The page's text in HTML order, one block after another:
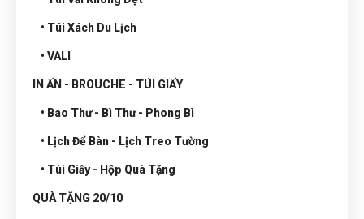
• Túi Xách Du Lịch
• VALI
IN ẤN - BROUCHE - TÚI GIẤY
• Bao Thư - Bì Thư - Phong Bì
• Lịch Để Bàn - Lịch Treo Tường
• Túi Giấy - Hộp Quà Tặng
QUÀ TẶNG 20/10